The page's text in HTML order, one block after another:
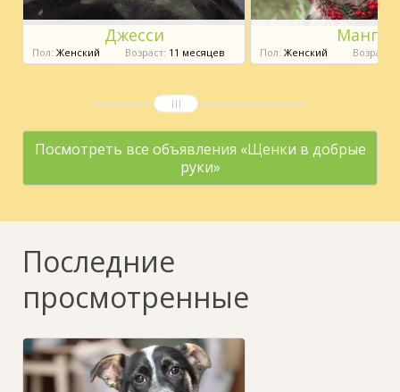
Джесси
Пол: Женский Возраст: 11 месяцев
Манго
Пол: Женский Возраст:
Посмотреть все объявления «Щенки в добрые
руки»
Последние
просмотренные